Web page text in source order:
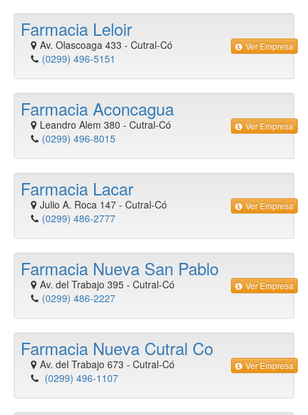
Farmacia Leloir
Av. Olascoaga 433 - Cutral-Có
(0299) 496-5151
Ver Empresa
Farmacia Aconcagua
Leandro Alem 380 - Cutral-Có
(0299) 496-8015
Ver Empresa
Farmacia Lacar
Julio A. Roca 147 - Cutral-Có
(0299) 486-2777
Ver Empresa
Farmacia Nueva San Pablo
Av. del Trabajo 395 - Cutral-Có
(0299) 486-2227
Ver Empresa
Farmacia Nueva Cutral Co
Av. del Trabajo 673 - Cutral-Có
(0299) 496-1107
Ver Empresa